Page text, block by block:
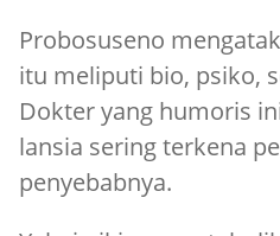
Probosuseno
itu meliputi bio, psiko,
Dokter yang humoris
lansia sering terkena
penyebabnya.